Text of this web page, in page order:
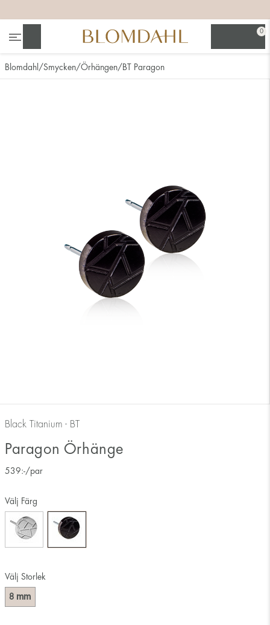
0
Blomdahl Smycken Örhängen BT Paragon
Black Titanium - BT
Paragon Örhänge
539:-/par
Välj Storlek
8 mm
Välj Färg